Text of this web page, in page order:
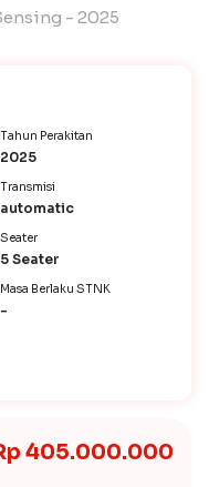
- 2025
Tahun Perakitan
2025
Transmisi
automatic
Seater
5 Seater
Masa Berlaku STNK
-
405.000.000